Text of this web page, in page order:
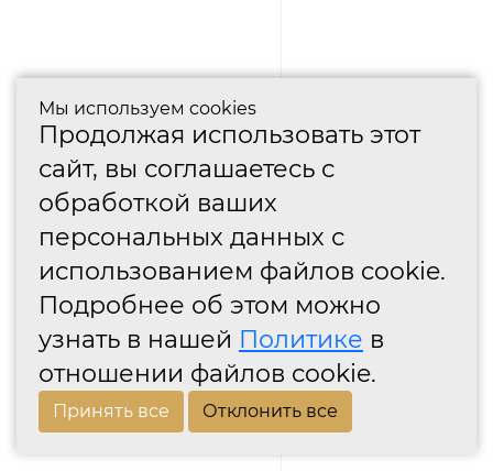
Мы используем cookies
Продолжая использовать этот
сайт, вы соглашаетесь с
обработкой ваших
персональных данных с
использованием файлов cookie.
Подробнее об этом можно
узнать в нашей Политике в
отношении файлов cookie.
Принять все Отклонить все